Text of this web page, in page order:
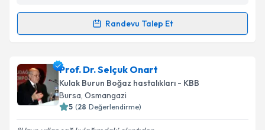
Takvim Talebini Gönder
Randevu Talep Et
Randevu Takvimi Talebi
Uzm. Dr. Nuriye Özeriçin randevu takvimi talebi
oluşturun. Size bu uzmandan randevu almanız için bir
takvim hazırlandığında e-posta ile bilgilendireceğiz.
Prof. Dr. Selçuk Onart
Kulak Burun Boğaz hastalıkları - KBB
Bursa, Osmangazi
5 (28 Değerlendirme)